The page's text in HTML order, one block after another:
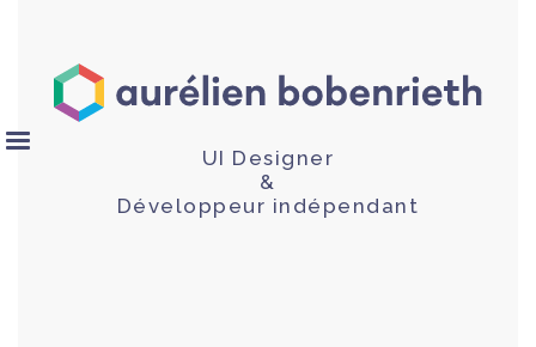
UI Designer
&
Développeur indépendant